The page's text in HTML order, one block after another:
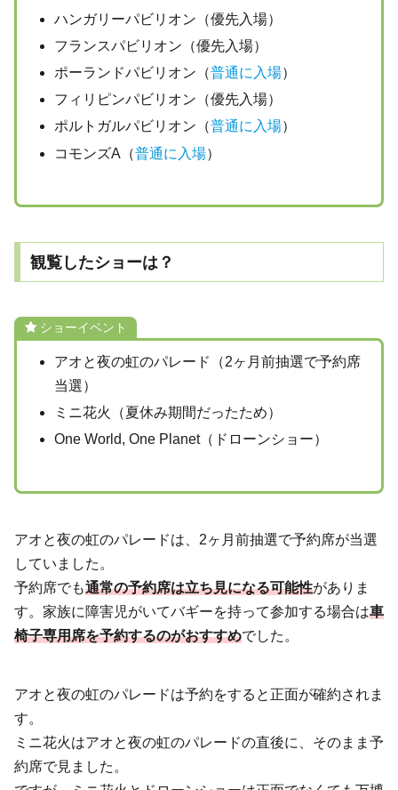
ハンガリーパビリオン（優先入場）
フランスパビリオン（優先入場）
ポーランドパビリオン（普通に入場）
フィリピンパビリオン（優先入場）
ポルトガルパビリオン（普通に入場）
コモンズA（普通に入場）
観覧したショーは？
ショーイベント
アオと夜の虹のパレード（2ヶ月前抽選で予約席
当選）
ミニ花火（夏休み期間だったため）
One World, One Planet（ドローンショー）
アオと夜の虹のパレードは、2ヶ月前抽選で予約席が当選
していました。
予約席でも通常の予約席は立ち見になる可能性がありま
す。家族に障害児がいてバギーを持って参加する場合は車
椅子専用席を予約するのがおすすめでした。
アオと夜の虹のパレードは予約をすると正面が確約されま
す。
ミニ花火はアオと夜の虹のパレードの直後に、そのまま予
約席で見ました。